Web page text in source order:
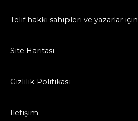
Telif hakkı sahipleri ve yazarlar için
Site Haritası
Gizlilik Politikası
Iletişim